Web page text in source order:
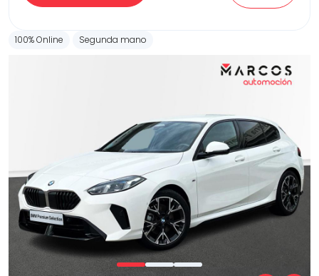
Potencia
Transmisión
Carrocería
100% Online Segunda mano